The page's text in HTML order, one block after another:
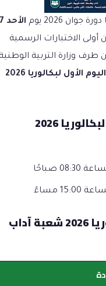
2026 يوم
الاختبارات الرسمية
وزارة التربية
اليوم الأول لبكالوريا 2026
2026
صباحًا
مساءً
برنامج اليوم الأول بكالوريا 2026 شعبة آداب